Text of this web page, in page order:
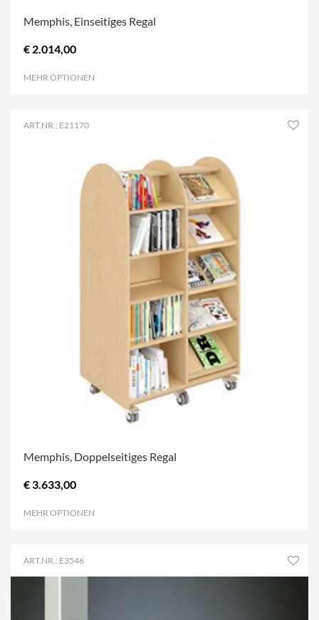
Memphis, Einseitiges Regal
€ 2.014,00
MEHR OPTIONEN
ART.NR.: E21170
Memphis, Doppelseitiges Regal
€ 3.633,00
MEHR OPTIONEN
ART.NR.: E3546